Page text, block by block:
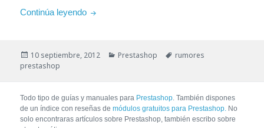
Continúa leyendo ¿Estará disponible esta semana la versión
Publicado
el
10 septiembre, 2012 Categorías
Prestashop Etiquetas
rumores
prestashop
Todo tipo de guías y manuales para Prestashop . También dispones
de un índice con reseñas demódulos gratuitos para Prestashop. No
solo encontraras artículos sobre Prestashop, también escribo sobre